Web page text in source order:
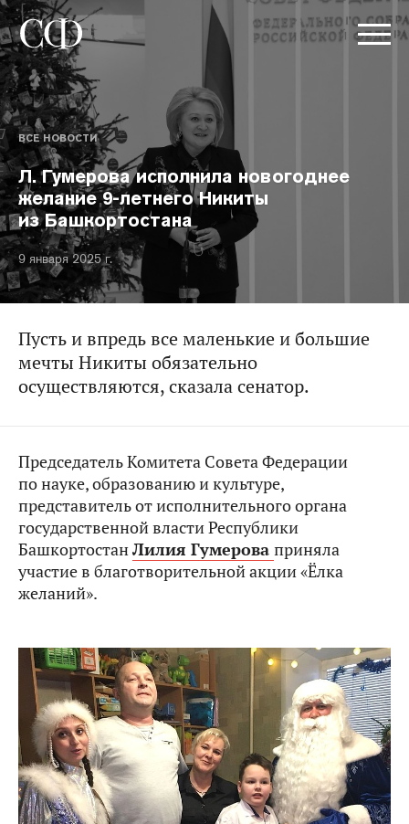
ВСЕ НОВОСТИ
Л. Гумерова исполнила новогоднее
желание 9-летнего Никиты
из Башкортостана
9 января 2025 г.
Пусть и впредь все маленькие и большие
мечты Никиты обязательно
осуществляются, сказала сенатор.
Председатель Комитета Совета Федерации
по науке, образованию и культуре,
представитель от исполнительного органа
государственной власти Республики
БашкортостанЛилия Гумерова приняла
участие в благотворительной акции «Ёлка
желаний».